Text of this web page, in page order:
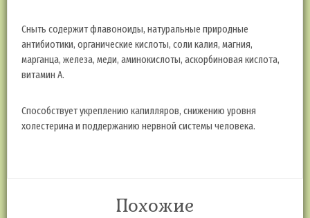
Сныть содержит флавоноиды, натуральные природные
антибиотики, органические кислоты, соли калия, магния,
марганца, железа, меди, аминокислоты, аскорбиновая кислота,
витамин А.
Способствует укреплению капилляров, снижению уровня
холестерина и поддержанию нервной системы человека.
Похожие